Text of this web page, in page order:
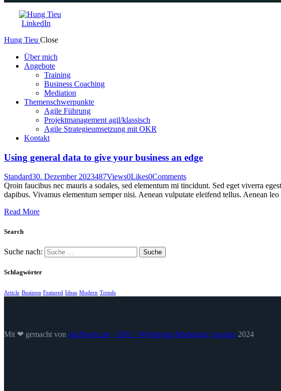
LinkedIn
Hung Tieu Close
Über mich
Angebote
Training
Business Coaching
Mediation
Themenschwerpunkte
Agile Führung
Projektmanagement agil/klassisch
Agile Strategieumsetzung mit OKR
Kontakt
Using general data to give your business an edge
Standard30. Dezember 2023487Views0Likes0Comments
Qroin faucibus nec mauris a sodales, sed elementum mi tincidunt. Sed eget viverra
dapibus. Vivamus elementum semper nisi. Aenean vulputate eleifend tellus. Aenean
Read More
Search
Suche nach:
Schlagwörter
Article Business Featured Ideas Modern Trends
Mit ❤ gemacht von adsXperts.de – SEO / Webdesign Marketing Agentur 2024